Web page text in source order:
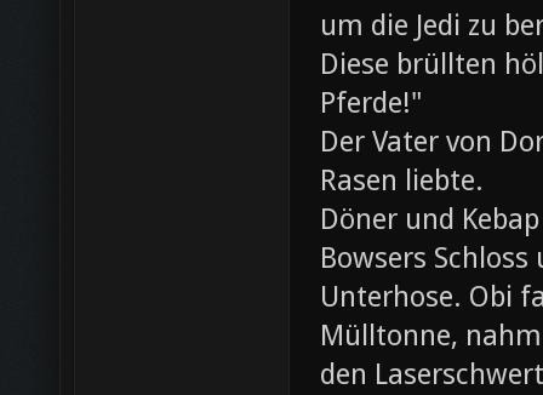
um die Jedi zu
Diese brüllten
Pferde!"
Der Vater von
Rasen liebte.
Döner und
Bowsers
Unterhose. Obi
Mülltonne,
den